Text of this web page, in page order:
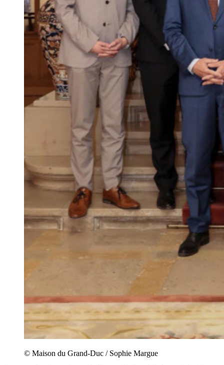
© Maison du Grand-Duc / Sophie Margue